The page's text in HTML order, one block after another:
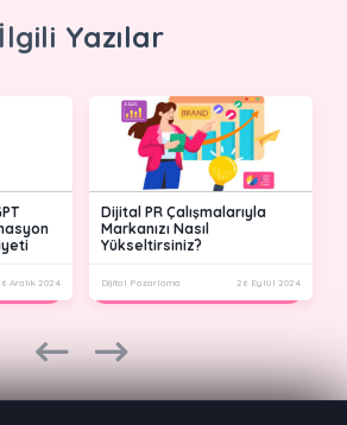
İlgili Yazılar
Aralık 2024
Dijital PR Çalışmalarıyla
Markanızı Nasıl
Yükseltirsiniz?
Dijital Pazarlama 26 Eylül 2024
prev next